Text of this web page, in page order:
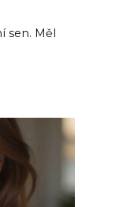
sen. Měl